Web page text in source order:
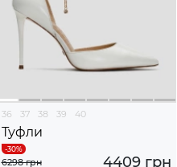
36 37 38 39 40
Туфли
4409 грн
6298 грн